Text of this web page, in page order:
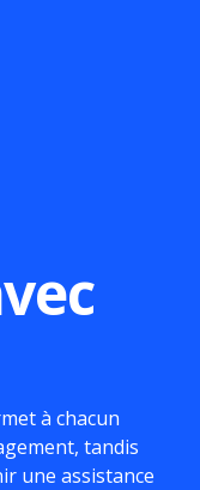
à chacun
tandis
une assistance